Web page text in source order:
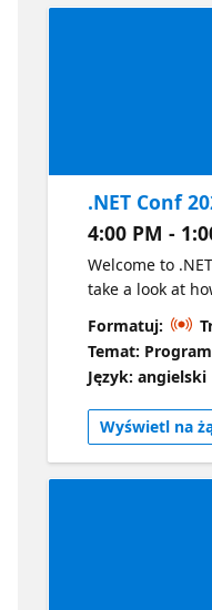
.NET Conf
4:00 PM -
Welcome to
take a look at
native and
focusing on
streamlined
AI integration,
performance for
applications.
others from
features from
coming soon.
Formatuj:
Temat:
Język: angielski
Wyświetl na